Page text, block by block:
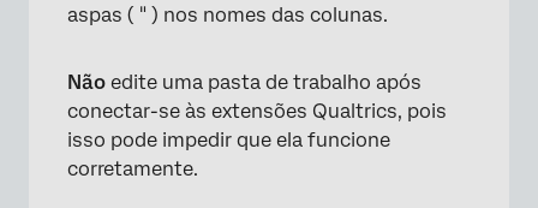
aspas ( " ) nos nomes das colunas.
Não edite uma pasta de trabalho após
conectar-se às extensões Qualtrics, pois
isso pode impedir que ela funcione
corretamente.